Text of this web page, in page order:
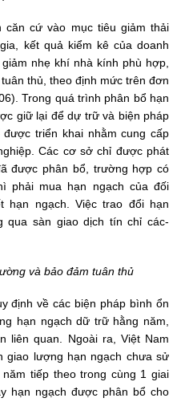
căn cứ vào mục tiêu giảm thải
kết quả kiểm kê của doanh
nhẹ khí nhà kính phù hợp,
thủ, theo định mức trên đơn
Trong quá trình phân bổ hạn
giữ lại để dự trữ và biện pháp
triển khai nhằm cung cấp
Các cơ sở chỉ được phát
được phân bổ, trường hợp có
phải mua hạn ngạch của đối
hạn ngạch. Việc trao đổi hạn
qua sàn giao dịch tín chỉ các-
và bảo đảm tuân thủ
định về các biện pháp bình ổn
hạn ngạch dữ trữ hằng năm,
liên quan. Ngoài ra, Việt Nam
giao lượng hạn ngạch chưa sử
tiếp theo trong cùng 1 giai
hạn ngạch được phân bổ cho